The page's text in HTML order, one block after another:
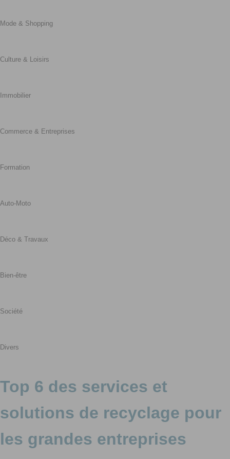
Mode & Shopping
Culture & Loisirs
Immobilier
Commerce & Entreprises
Formation
Auto-Moto
Déco & Travaux
Bien-être
Société
Divers
Top 6 des services et
solutions de recyclage pour
les grandes entreprises